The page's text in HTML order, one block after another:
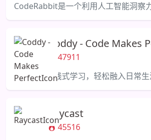
Coddy - Code Makes
47911
沉浸式、实践式学习，轻松融入日常生
Raycast
45516